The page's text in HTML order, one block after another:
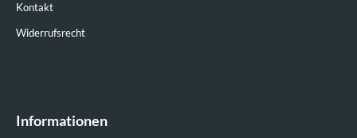
Kontakt
Widerrufsrecht
Informationen